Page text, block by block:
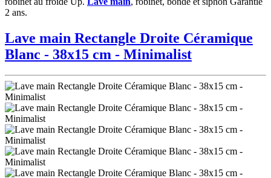
2 ans.
Lave main Rectangle Droite Céramique
Blanc - 38x15 cm - Minimalist